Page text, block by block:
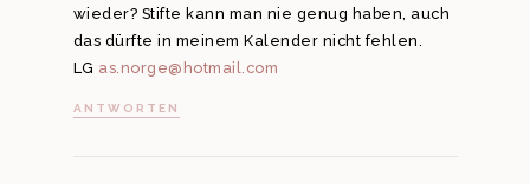
wieder? Stifte kann man nie genug haben, auch
das dürfte in meinem Kalender nicht fehlen.
LG as.norge@hotmail.com
ANTWORTEN